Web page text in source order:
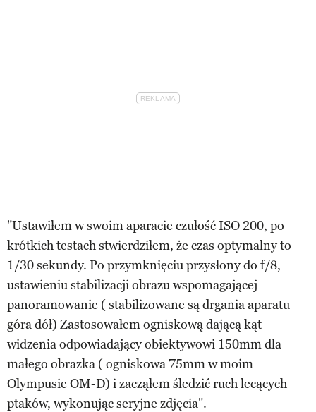
"Ustawiłem w swoim aparacie czułość ISO 200, po
krótkich testach stwierdziłem, że czas optymalny to
1/30 sekundy. Po przymknięciu przysłony do f/8,
ustawieniu stabilizacji obrazu wspomagającej
panoramowanie ( stabilizowane są drgania aparatu
góra dół) Zastosowałem ogniskową dającą kąt
widzenia odpowiadający obiektywowi 150mm dla
małego obrazka ( ogniskowa 75mm w moim
Olympusie OM-D) i zacząłem śledzić ruch lecących
ptaków, wykonując seryjne zdjęcia".